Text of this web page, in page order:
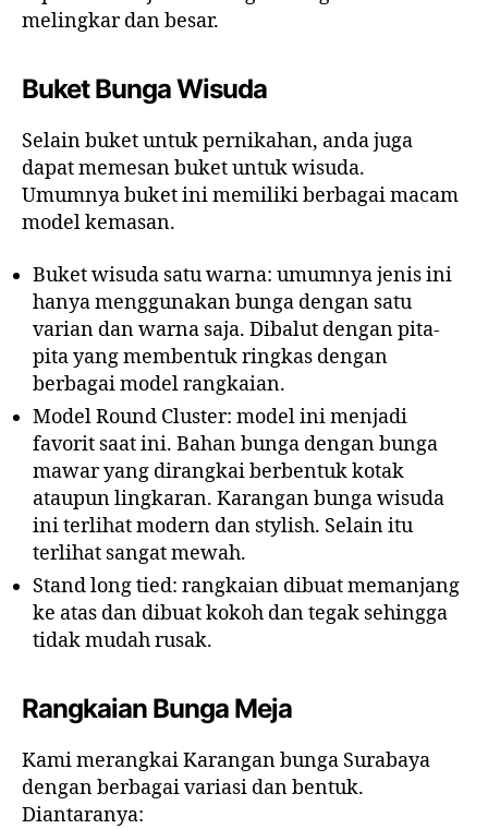
melingkar dan besar.
Buket Bunga Wisuda
Selain buket untuk pernikahan, anda juga
dapat memesan buket untuk wisuda.
Umumnya buket ini memiliki berbagai macam
model kemasan.
Buket wisuda satu warna: umumnya jenis ini
hanya menggunakan bunga dengan satu
varian dan warna saja. Dibalut dengan pita-
pita yang membentuk ringkas dengan
berbagai model rangkaian.
Model Round Cluster: model ini menjadi
favorit saat ini. Bahan bunga dengan bunga
mawar yang dirangkai berbentuk kotak
ataupun lingkaran. Karangan bunga wisuda
ini terlihat modern dan stylish. Selain itu
terlihat sangat mewah.
Stand long tied: rangkaian dibuat memanjang
ke atas dan dibuat kokoh dan tegak sehingga
tidak mudah rusak.
Rangkaian Bunga Meja
Kami merangkai Karangan bunga Surabaya
dengan berbagai variasi dan bentuk.
Diantaranya: